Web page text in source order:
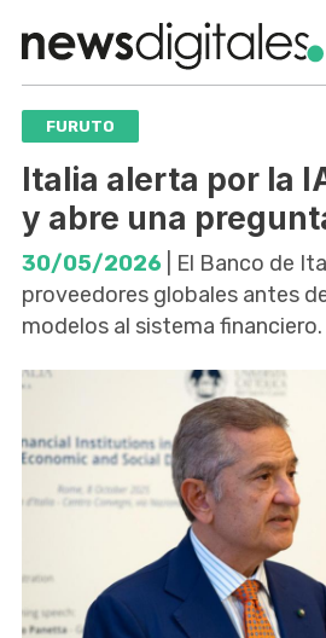
FURUTO
Italia alerta por la
y abre una
30/05/2026 | El Banco de
proveedores globales antes
modelos al sistema financiero.